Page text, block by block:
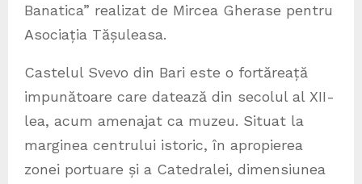
Banatica” realizat de Mircea Gherase pentru
Asociația Tășuleasa.
Castelul Svevo din Bari este o fortăreață
impunătoare care datează din secolul al XII-
lea, acum amenajat ca muzeu. Situat la
marginea centrului istoric, în apropierea
zonei portuare și a Catedralei, dimensiunea